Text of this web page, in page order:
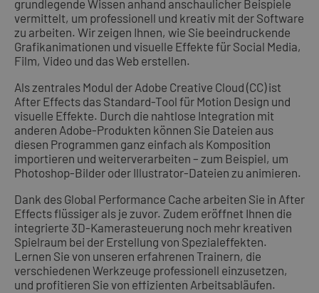
grundlegende Wissen anhand anschaulicher Beispiele
vermittelt, um professionell und kreativ mit der Software
zu arbeiten. Wir zeigen Ihnen, wie Sie beeindruckende
Grafikanimationen und visuelle Effekte für Social Media,
Film, Video und das Web erstellen.
Als zentrales Modul der Adobe Creative Cloud (CC) ist
After Effects das Standard-Tool für Motion Design und
visuelle Effekte. Durch die nahtlose Integration mit
anderen Adobe-Produkten können Sie Dateien aus
diesen Programmen ganz einfach als Komposition
importieren und weiterverarbeiten – zum Beispiel, um
Photoshop-Bilder oder Illustrator-Dateien zu animieren.
Dank des Global Performance Cache arbeiten Sie in After
Effects flüssiger als je zuvor. Zudem eröffnet Ihnen die
integrierte 3D-Kamerasteuerung noch mehr kreativen
Spielraum bei der Erstellung von Spezialeffekten.
Lernen Sie von unseren erfahrenen Trainern, die
verschiedenen Werkzeuge professionell einzusetzen,
und profitieren Sie von effizienten Arbeitsabläufen.